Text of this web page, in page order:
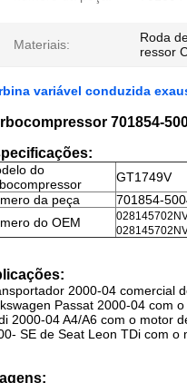
Materiais:
Roda
ressor
variável conduzida
701854-
do
GT1749V
da peça
701854-
do OEM
2000-04 comercial
Passat 2000-04 com
2000-04 A4/A6 com o motor
SE de Seat Leon TDi com o